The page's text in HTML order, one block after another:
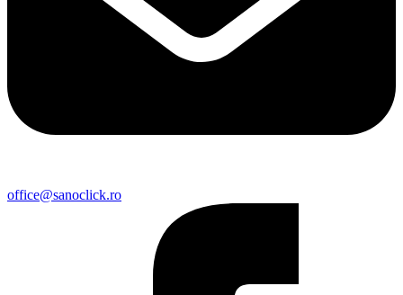
office@sanoclick.ro